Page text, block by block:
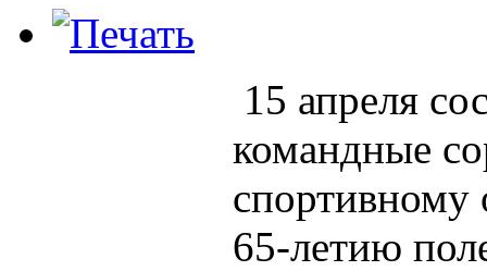
15 апреля
командные
65-летию